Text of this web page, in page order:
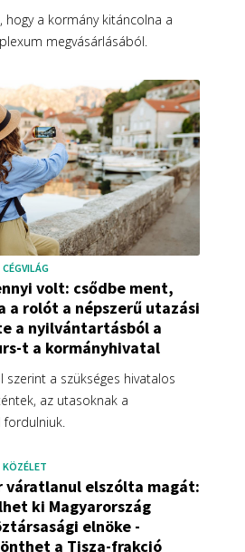
hogy a kormány kitáncolna a
megvásárlásából.
CÉGVILÁG
volt: csődbe ment,
a rolót a népszerű utazási
a nyilvántartásból a
t a kormányhivatal
szerint a szükséges hivatalos
az utasoknak a
KÖZÉLET
váratlanul elszólta magát:
ki Magyarország
elnöke -
a Tisza-frakció